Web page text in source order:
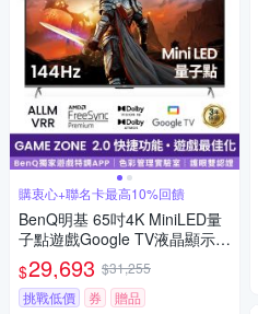
購衷心+聯名卡最高10%回饋
BenQ明基 65吋4K MiniLED量
子點遊戲Google TV液晶顯示器
144Hz J65-770
$29,693 $31,255
挑戰低價
券 贈品